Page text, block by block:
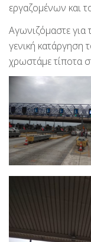
εργαζομένων και
Αγωνιζόμαστε για
γενική κατάργηση
χρωστάμε τίποτα